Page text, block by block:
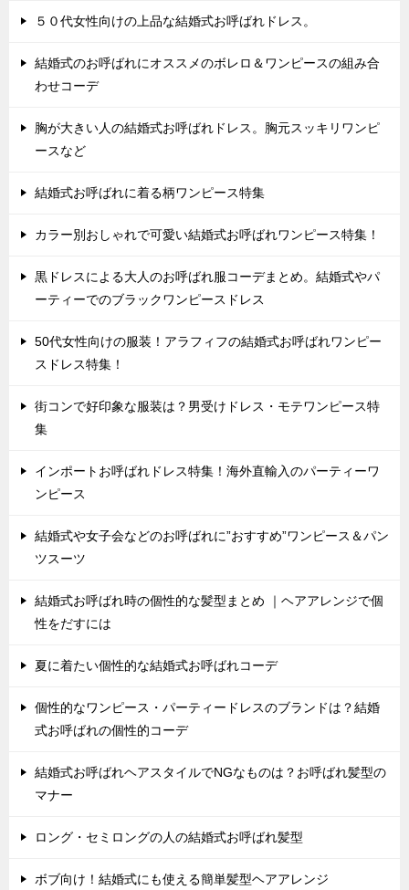
５０代女性向けの上品な結婚式お呼ばれドレス。
結婚式のお呼ばれにオススメのボレロ＆ワンピースの組み合
わせコーデ
胸が大きい人の結婚式お呼ばれドレス。胸元スッキリワンピ
ースなど
結婚式お呼ばれに着る柄ワンピース特集
カラー別おしゃれで可愛い結婚式お呼ばれワンピース特集！
黒ドレスによる大人のお呼ばれ服コーデまとめ。結婚式やパ
ーティーでのブラックワンピースドレス
50代女性向けの服装！アラフィフの結婚式お呼ばれワンピー
スドレス特集！
街コンで好印象な服装は？男受けドレス・モテワンピース特
集
インポートお呼ばれドレス特集！海外直輸入のパーティーワ
ンピース
結婚式や女子会などのお呼ばれに”おすすめ”ワンピース＆パン
ツスーツ
結婚式お呼ばれ時の個性的な髪型まとめ ｜ヘアアレンジで個
性をだすには
夏に着たい個性的な結婚式お呼ばれコーデ
個性的なワンピース・パーティードレスのブランドは？結婚
式お呼ばれの個性的コーデ
結婚式お呼ばれヘアスタイルでNGなものは？お呼ばれ髪型の
マナー
ロング・セミロングの人の結婚式お呼ばれ髪型
ボブ向け！結婚式にも使える簡単髪型ヘアアレンジ